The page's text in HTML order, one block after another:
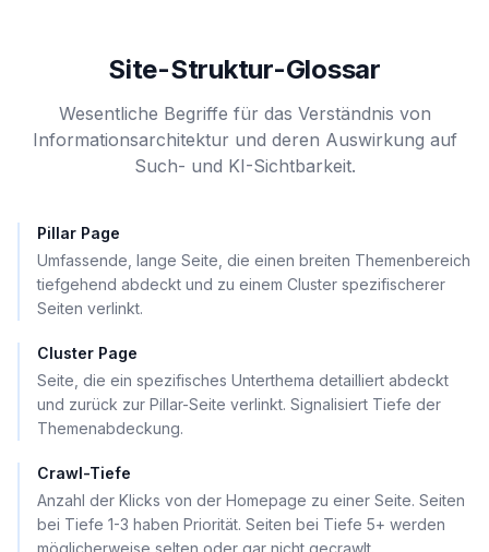
Site-Struktur-Glossar
Wesentliche Begriffe für das Verständnis von
Informationsarchitektur und deren Auswirkung auf
Such- und KI-Sichtbarkeit.
Pillar Page
Umfassende, lange Seite, die einen breiten Themenbereich
tiefgehend abdeckt und zu einem Cluster spezifischerer
Seiten verlinkt.
Cluster Page
Seite, die ein spezifisches Unterthema detailliert abdeckt
und zurück zur Pillar-Seite verlinkt. Signalisiert Tiefe der
Themenabdeckung.
Crawl-Tiefe
Anzahl der Klicks von der Homepage zu einer Seite. Seiten
bei Tiefe 1-3 haben Priorität. Seiten bei Tiefe 5+ werden
möglicherweise selten oder gar nicht gecrawlt.